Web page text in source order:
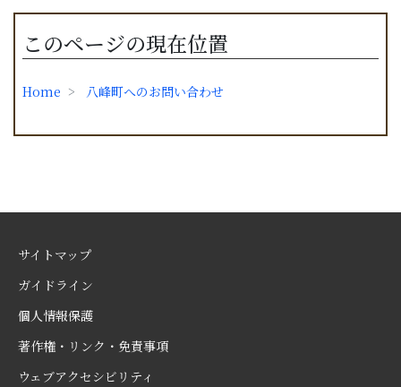
このページの現在位置
Home 八峰町へのお問い合わせ
サイトマップ
ガイドライン
個人情報保護
著作権・リンク・免責事項
ウェブアクセシビリティ